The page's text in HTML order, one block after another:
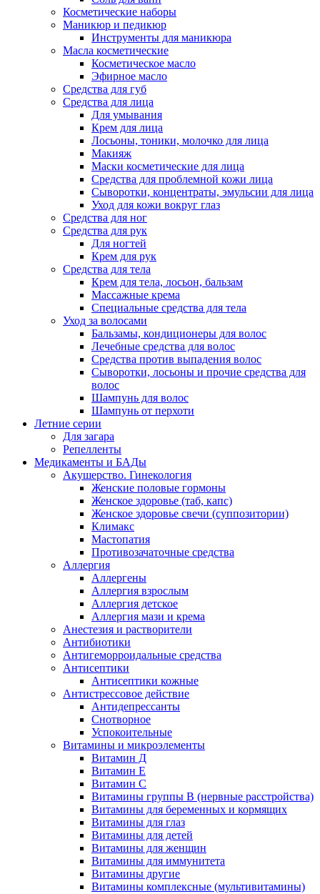
Косметические наборы
Маникюр и педикюр
Инструменты для маникюра
Масла косметические
Косметическое масло
Эфирное масло
Средства для губ
Средства для лица
Для умывания
Крем для лица
Лосьоны, тоники, молочко для лица
Макияж
Маски косметические для лица
Средства для проблемной кожи лица
Сыворотки, концентраты, эмульсии для лица
Уход для кожи вокруг глаз
Средства для ног
Средства для рук
Для ногтей
Крем для рук
Средства для тела
Крем для тела, лосьон, бальзам
Массажные крема
Специальные средства для тела
Уход за волосами
Бальзамы, кондиционеры для волос
Лечебные средства для волос
Средства против выпадения волос
Сыворотки, лосьоны и прочие средства для
волос
Шампунь для волос
Шампунь от перхоти
Летние серии
Для загара
Репелленты
Медикаменты и БАДы
Акушерство. Гинекология
Женские половые гормоны
Женское здоровье (таб, капс)
Женское здоровье свечи (суппозитории)
Климакс
Мастопатия
Противозачаточные средства
Аллергия
Аллергены
Аллергия взрослым
Аллергия детское
Аллергия мази и крема
Анестезия и растворители
Антибиотики
Антигеморроидальные средства
Антисептики
Антисептики кожные
Антистрессовое действие
Антидепрессанты
Снотворное
Успокоительные
Витамины и микроэлементы
Витамин Д
Витамин Е
Витамин С
Витамины группы В (нервные расстройства)
Витамины для беременных и кормящих
Витамины для глаз
Витамины для детей
Витамины для женщин
Витамины для иммунитета
Витамины другие
Витамины комплексные (мультивитамины)